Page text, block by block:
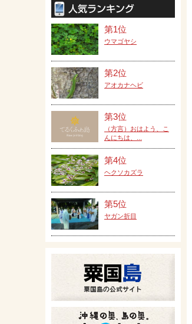
第1位
ウマゴヤシ
第2位
アオカナヘビ
第3位
（方言）おはよう、こ
んにちは、...
第4位
ヘクソカズラ
第5位
ヤガン折目